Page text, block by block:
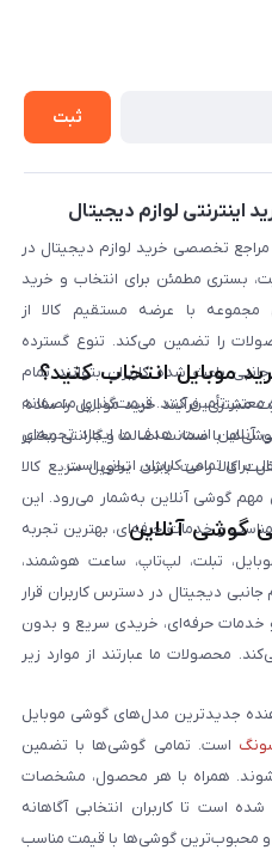
ثبت
لوازم دیجیتال
مراجع تخصصی خرید لوازم دیجیتال در
سابقه فعالیت، بستری مطمئن برای انتخاب و خرید
با عرضه مستقیم کالا از
را تضمین می‌کند. تنوع گسترده
باعث شده کاربران بتوانند تمام
تأمین کنند. قیمت‌گذاری منصفانه
است. هدف ما ایجاد تجربه‌ای
برای تمامی کاربران ایرانی است.
موبایل انتخاب کنید؟
مشتری، فرآیند خرید موبایل را ساده،
با ضمانت اصالت و گارانتی معتبر
کالا راحت باشد. تحویل سریع کالا
گوشی آنلاین به‌شمار می‌رود. این
و خدمات حرفه‌ای، بهترین تجربه
گوشی آنلاین
تبلت، لپ‌تاپ، ساعت هوشمند،
دیجیتال در دسترس کاربران قرار
خدمات حرفه‌ای، خریدی سریع و بدون
محصولات ما عبارتند از موارد زیر
جدیدترین مدل‌های گوشی موبایل
است. تمامی گوشی‌ها با تضمین
همراه با هر محصول، مشخصات
است تا کاربران انتخابی آگاهانه
و محبوب‌ترین گوشی‌ها با قیمت مناسب